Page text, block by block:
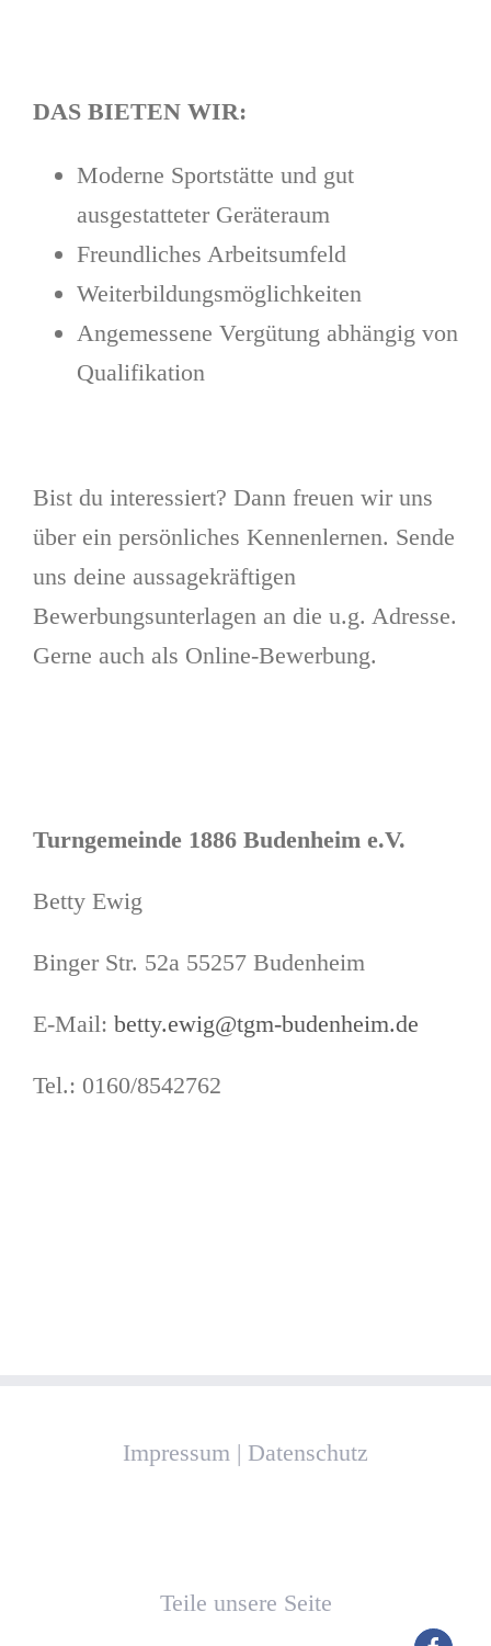
DAS BIETEN WIR:
Moderne Sportstätte und gut
ausgestatteter Geräteraum
Freundliches Arbeitsumfeld
Weiterbildungsmöglichkeiten
Angemessene Vergütung abhängig von
Qualifikation
Bist du interessiert? Dann freuen wir uns
über ein persönliches Kennenlernen. Sende
uns deine aussagekräftigen
Bewerbungsunterlagen an die u.g. Adresse.
Gerne auch als Online-Bewerbung.
Turngemeinde 1886 Budenheim e.V.
Betty Ewig
Binger Str. 52a 55257 Budenheim
E-Mail: betty.ewig@tgm-budenheim.de
Tel.: 0160/8542762
Impressum | Datenschutz
Teile unsere Seite